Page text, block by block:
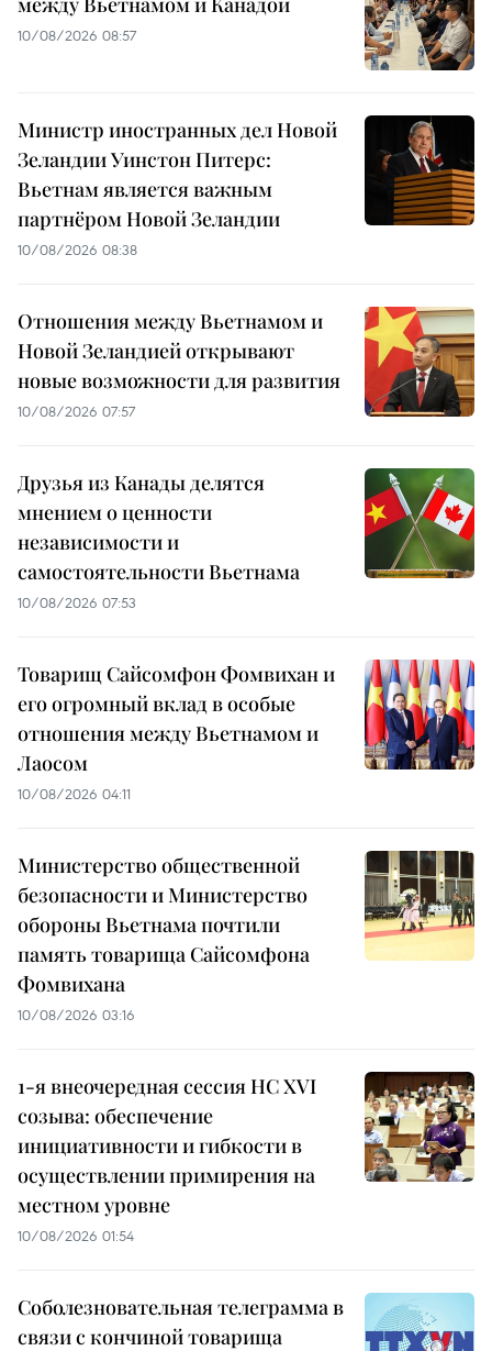
10/08/2026 08:57
Министр иностранных дел Новой
Зеландии Уинстон Питерс:
Вьетнам является важным
партнёром Новой Зеландии
10/08/2026 08:38
Отношения между Вьетнамом и
Новой Зеландией открывают
новые возможности для развития
10/08/2026 07:57
Друзья из Канады делятся
мнением о ценности
независимости и
самостоятельности Вьетнама
10/08/2026 07:53
Товарищ Сайсомфон Фомвихан и
его огромный вклад в особые
отношения между Вьетнамом и
Лаосом
10/08/2026 04:11
Министерство общественной
безопасности и Министерство
обороны Вьетнама почтили
память товарища Сайсомфона
Фомвихана
10/08/2026 03:16
1-я внеочередная сессия НС XVI
созыва: обеспечение
инициативности и гибкости в
осуществлении примирения на
местном уровне
10/08/2026 01:54
Соболезновательная телеграмма в
связи с кончиной товарища